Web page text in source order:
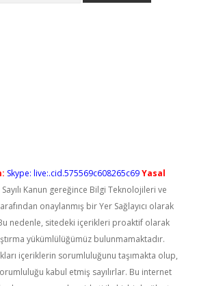
Skype: live:.cid.575569c608265c69Yasal
Kanun gereğince Bilgi Teknolojileri ve
onaylanmış bir Yer Sağlayıcı olarak
nedenle, sitedeki içerikleri proaktif olarak
yükümlülüğümüz bulunmamaktadır.
içeriklerin sorumluluğunu taşımakta olup,
kabul etmiş sayılırlar. Bu internet